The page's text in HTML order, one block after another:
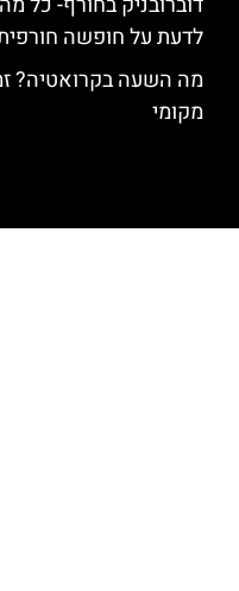
לדעת על חופשה חורפית
מה השעה בקרואטיה?
מקומי